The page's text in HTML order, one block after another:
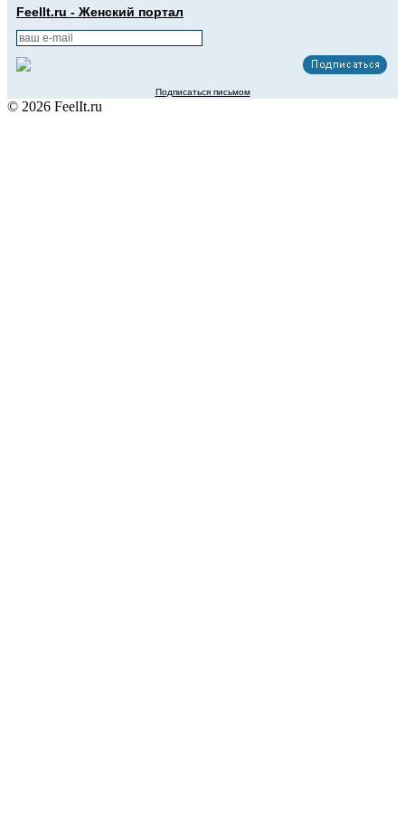
FeelIt.ru - Женский портал
Подписаться письмом
© 2026 FeelIt.ru